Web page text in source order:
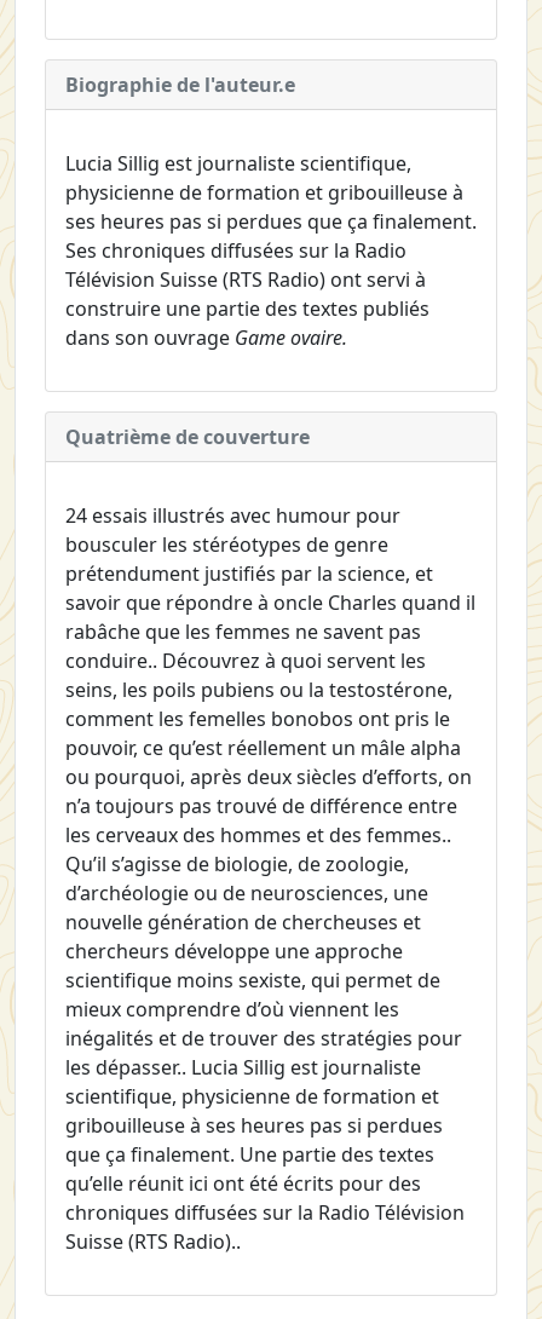
Biographie de l'auteur.e
Lucia Sillig est journaliste scientifique,
physicienne de formation et gribouilleuse à
ses heures pas si perdues que ça finalement.
Ses chroniques diffusées sur la Radio
Télévision Suisse (RTS Radio) ont servi à
construire une partie des textes publiés
dans son ouvrage Game ovaire.
Quatrième de couverture
24 essais illustrés avec humour pour
bousculer les stéréotypes de genre
prétendument justifiés par la science, et
savoir que répondre à oncle Charles quand il
rabâche que les femmes ne savent pas
conduire.. Découvrez à quoi servent les
seins, les poils pubiens ou la testostérone,
comment les femelles bonobos ont pris le
pouvoir, ce qu’est réellement un mâle alpha
ou pourquoi, après deux siècles d’efforts, on
n’a toujours pas trouvé de différence entre
les cerveaux des hommes et des femmes..
Qu’il s’agisse de biologie, de zoologie,
d’archéologie ou de neurosciences, une
nouvelle génération de chercheuses et
chercheurs développe une approche
scientifique moins sexiste, qui permet de
mieux comprendre d’où viennent les
inégalités et de trouver des stratégies pour
les dépasser.. Lucia Sillig est journaliste
scientifique, physicienne de formation et
gribouilleuse à ses heures pas si perdues
que ça finalement. Une partie des textes
qu’elle réunit ici ont été écrits pour des
chroniques diffusées sur la Radio Télévision
Suisse (RTS Radio)..